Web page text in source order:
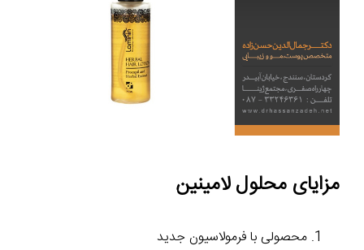
مزایای محلول لامینین
محصولی با فرمولاسیون جدید